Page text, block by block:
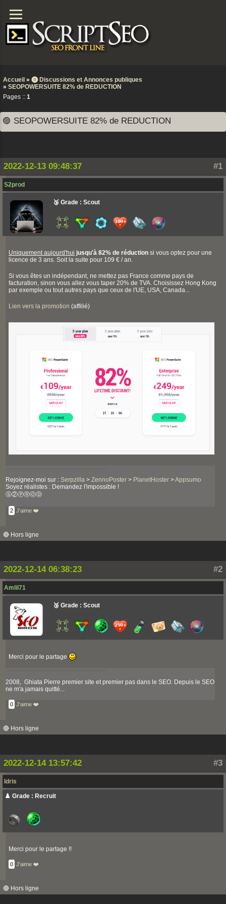
Accueil » ⓿ Discussions et Annonces publiques
» SEOPOWERSUITE 82% de REDUCTION
Pages :: 1
🟣 SEOPOWERSUITE 82% de REDUCTION
#1
2022-12-13 09:48:37
S2prod
🥉 Grade : Scout
Uniquement aujourd'hui jusqu'à 82% de réduction si vous optez pour une
licence de 3 ans. Soit la suite pour 109 € / an.
Si vous êtes un indépendant, ne mettez pas France comme pays de
facturation, sinon vous allez vous taper 20% de TVA. Choisissez Hong Kong
par exemple ou tout autres pays que ceux de l'UE, USA, Canada...
Lien vers la promotion (affilié)
Rejoignez-moi sur : Serpzilla > ZennoPoster > PlanetHoster >Appsumo
Soyez réalistes : Demandez l'impossible !
Ⓢ②ⓅⓇⓄⒹ
2 J'aime ❤️
🔴 Hors ligne
#2
2022-12-14 06:38:23
Amlil71
🥉 Grade : Scout
Merci pour le partage
2008, Ghiata Pierre premier site et premier pas dans le SEO. Depuis le SEO
ne m'a jamais quitté...
0 J'aime ❤️
🔴 Hors ligne
#3
2022-12-14 13:57:42
Idris
♟️ Grade : Recruit
Merci pour le partage !!
0 J'aime ❤️
🔴 Hors ligne